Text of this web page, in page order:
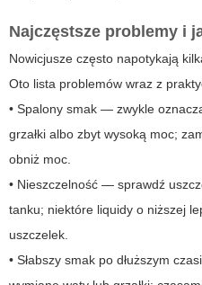
Najczęstsze problemy i
Nowicjusze często napotykają
Oto lista problemów wraz z
• Spalony smak — zwykle
grzałki albo zbyt wysoką moc;
obniż moc.
• Nieszczelność — sprawdź
tanku; niektóre liquidy o niższej
uszczelek.
• Słabszy smak po dłuższym